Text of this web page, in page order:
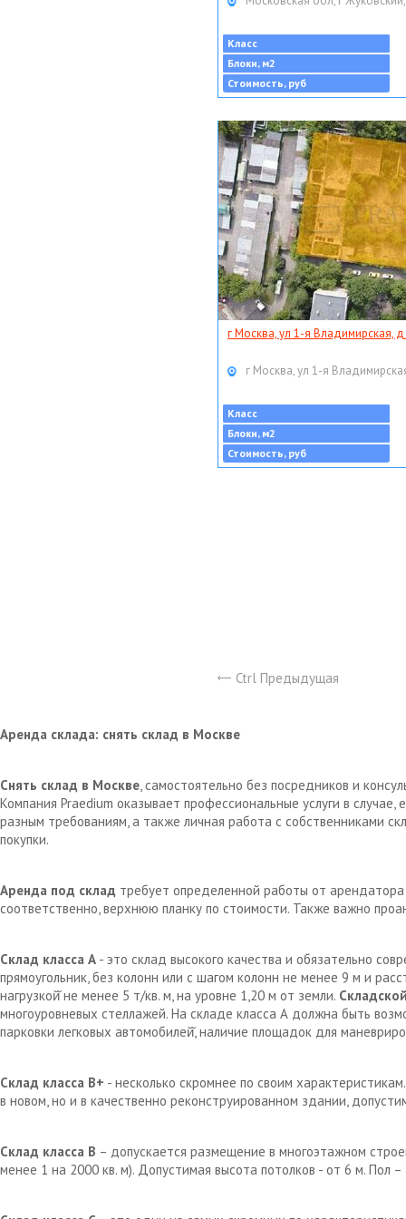
Класс
Блоки, м2
Стоимость, руб
г Москва, ул 1-я Владимирская, д
г Москва, ул 1-я
Класс
Блоки, м2
Стоимость, руб
Ctrl Предыдущая
Аренда склада: снять склад в Москве
Снять склад в Москве, самостоятельно без посредников и
Компания Praedium оказывает профессиональные услуги в
разным требованиям, а также личная работа с собственниками
покупки.
Аренда под склад требует определенной работы от
соответственно, верхнюю планку по стоимости. Также важно
Склад класса А - это склад высокого качества и обязательно
прямоугольник, без колонн или с шагом колонн не менее 9 м и
нагрузкой̆ не менее 5 т/кв. м, на уровне 1,20 м от земли.
многоуровневых стеллажей. На складе класса А должна быть
парковки легковых автомобилей̆, наличие площадок для
Склад класса В+ - несколько скромнее по своим
в новом, но и в качественно реконструированном здании,
Склад класса В – допускается размещение в многоэтажном
менее 1 на 2000 кв. м). Допустимая высота потолков - от 6 м. Пол